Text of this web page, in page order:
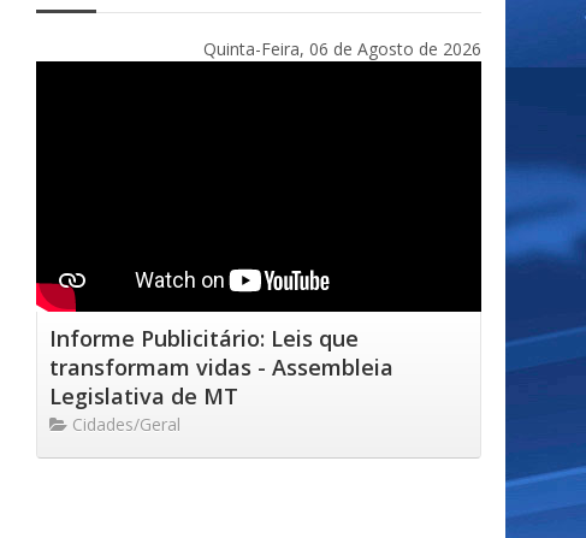
Quinta-Feira, 06 de Agosto de 2026
Informe Publicitário: Leis que
transformam vidas - Assembleia
Legislativa de MT
Cidades/Geral